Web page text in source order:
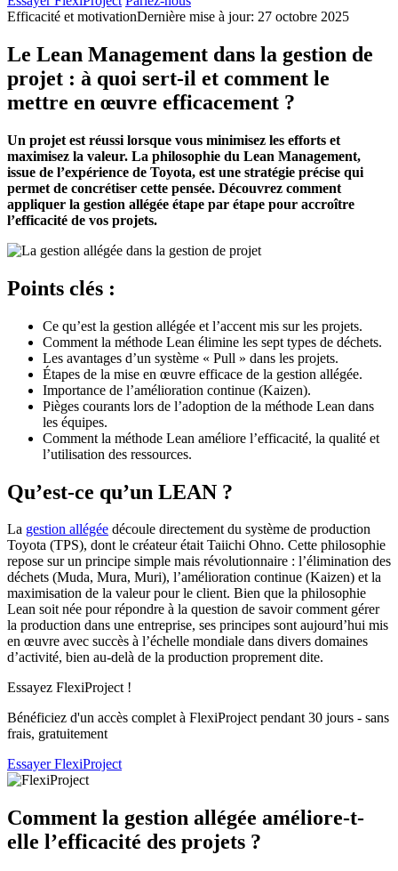
Efficacité et motivationDernière mise à jour: 27 octobre 2025
Le Lean Management dans la gestion de
projet : à quoi sert-il et comment le
mettre en œuvre efficacement ?
Un projet est réussi lorsque vous minimisez les efforts et
maximisez la valeur. La philosophie du Lean Management,
issue de l’expérience de Toyota, est une stratégie précise qui
permet de concrétiser cette pensée. Découvrez comment
appliquer la gestion allégée étape par étape pour accroître
l’efficacité de vos projets.
Points clés :
Ce qu’est la gestion allégée et l’accent mis sur les projets.
Comment la méthode Lean élimine les sept types de déchets.
Les avantages d’un système « Pull » dans les projets.
Étapes de la mise en œuvre efficace de la gestion allégée.
Importance de l’amélioration continue (Kaizen).
Pièges courants lors de l’adoption de la méthode Lean dans
les équipes.
Comment la méthode Lean améliore l’efficacité, la qualité et
l’utilisation des ressources.
Qu’est-ce qu’un LEAN ?
La gestion allégée découle directement du système de production
Toyota (TPS), dont le créateur était Taiichi Ohno. Cette philosophie
repose sur un principe simple mais révolutionnaire : l’élimination des
déchets (Muda, Mura, Muri), l’amélioration continue (Kaizen) et la
maximisation de la valeur pour le client. Bien que la philosophie
Lean soit née pour répondre à la question de savoir comment gérer
la production dans une entreprise, ses principes sont aujourd’hui mis
en œuvre avec succès à l’échelle mondiale dans divers domaines
d’activité, bien au-delà de la production proprement dite.
Essayez FlexiProject !
Bénéficiez d'un accès complet à FlexiProject pendant 30 jours - sans
frais, gratuitement
Essayer FlexiProject
Comment la gestion allégée améliore-t-
elle l’efficacité des projets ?